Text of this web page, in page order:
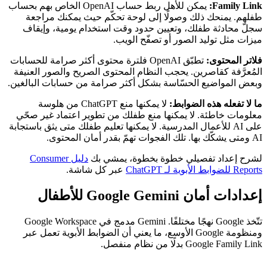
Family Link:
يمكن للأهل ربط حساب OpenAI الخاص بهم بحساب
طفلهم. يمنحك ذلك وصولًا إلى لوحة تحكّم حيث يمكنك مراجعة
سجلّ محادثة طفلك، وتعيين حدود وقت استخدام يومية، وإيقاف
ميزات مثل توليد الصور أو تصفّح الويب.
فلاتر المحتوى:
تطبّق OpenAI فلترة محتوى أكثر صرامة للحسابات
المُعرَّفة كقاصرين. يحجب النظام المحتوى الصريح والصور العنيفة
وبعض المواضيع الحسّاسة بشكل أكثر صرامة من حسابات البالغين.
ما لا تفعله هذه الضوابط:
لا يمكنها منع ChatGPT من هلوسة
معلومات خاطئة. لا يمكنها منع طفلك من تطوير اعتماد غير صحّي
على AI للأعمال المدرسية. لا يمكنها تعليم طفلك متى يثق باستجابة
AI ومتى يشكّك بها. تلك الفجوات تهمّ بقدر أمان المحتوى.
لشرح إعداد تفصيلي خطوة بخطوة، يمشي بك
دليل Consumer
Reports للضوابط الأبوية لـ ChatGPT
عبر كل شاشة.
إعدادات أمان Google Gemini للأطفال
تتّخذ Google نهجًا مختلفًا. Gemini مدمج في Google Workspace
ومنظومة Google الأوسع، ما يعني أن الضوابط الأبوية تعمل عبر
Google Family Link بدلًا من نظام منفصل.